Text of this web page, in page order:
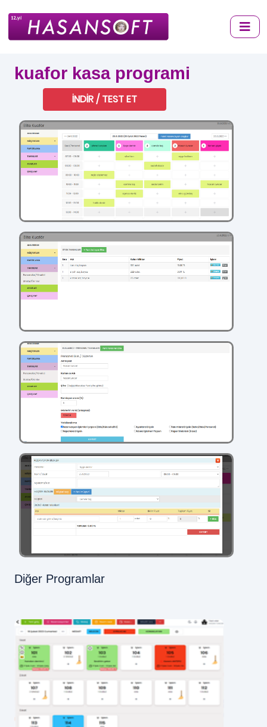
kuafor kasa programi
İNDİR / TEST ET
Diğer Programlar